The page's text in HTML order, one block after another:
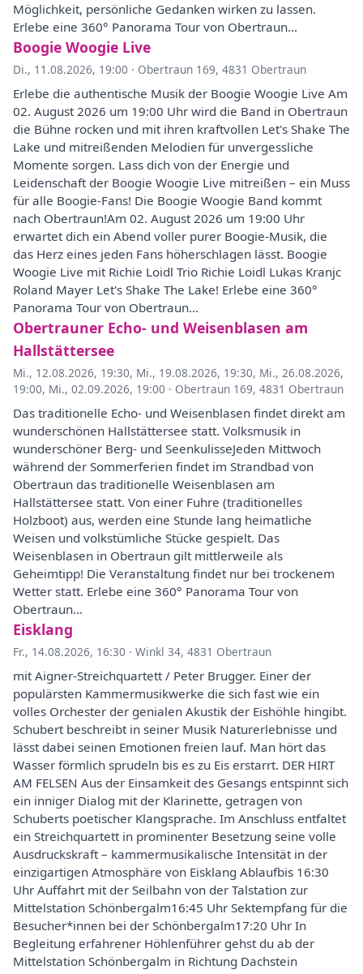
Möglichkeit, persönliche Gedanken wirken zu lassen.
Erlebe eine 360° Panorama Tour von Obertraun...
Boogie Woogie Live
Di., 11.08.2026, 19:00 · Obertraun 169, 4831 Obertraun
Erlebe die authentische Musik der Boogie Woogie Live Am
02. August 2026 um 19:00 Uhr wird die Band in Obertraun
die Bühne rocken und mit ihren kraftvollen Let's Shake The
Lake und mitreißenden Melodien für unvergessliche
Momente sorgen. Lass dich von der Energie und
Leidenschaft der Boogie Woogie Live mitreißen – ein Muss
für alle Boogie-Fans! Die Boogie Woogie Band kommt
nach Obertraun!Am 02. August 2026 um 19:00 Uhr
erwartet dich ein Abend voller purer Boogie-Musik, die
das Herz eines jeden Fans höherschlagen lässt. Boogie
Woogie Live mit Richie Loidl Trio Richie Loidl Lukas Kranjc
Roland Mayer Let's Shake The Lake! Erlebe eine 360°
Panorama Tour von Obertraun...
Obertrauner Echo- und Weisenblasen am
Hallstättersee
Mi., 12.08.2026, 19:30, Mi., 19.08.2026, 19:30, Mi., 26.08.2026,
19:00, Mi., 02.09.2026, 19:00 · Obertraun 169, 4831 Obertraun
Das traditionelle Echo- und Weisenblasen findet direkt am
wunderschönen Hallstättersee statt. Volksmusik in
wunderschöner Berg- und SeenkulisseJeden Mittwoch
während der Sommerferien findet im Strandbad von
Obertraun das traditionelle Weisenblasen am
Hallstättersee statt. Von einer Fuhre (traditionelles
Holzboot) aus, werden eine Stunde lang heimatliche
Weisen und volkstümliche Stücke gespielt. Das
Weisenblasen in Obertraun gilt mittlerweile als
Geheimtipp! Die Veranstaltung findet nur bei trockenem
Wetter statt. Erlebe eine 360° Panorama Tour von
Obertraun...
Eisklang
Fr., 14.08.2026, 16:30 · Winkl 34, 4831 Obertraun
mit Aigner-Streichquartett / Peter Brugger. Einer der
populärsten Kammermusikwerke die sich fast wie ein
volles Orchester der genialen Akustik der Eishöhle hingibt.
Schubert beschreibt in seiner Musik Naturerlebnisse und
lässt dabei seinen Emotionen freien lauf. Man hört das
Wasser förmlich sprudeln bis es zu Eis erstarrt. DER HIRT
AM FELSEN Aus der Einsamkeit des Gesangs entspinnt sich
ein inniger Dialog mit der Klarinette, getragen von
Schuberts poetischer Klangsprache. Im Anschluss entfaltet
ein Streichquartett in prominenter Besetzung seine volle
Ausdruckskraft – kammermusikalische Intensität in der
einzigartigen Atmosphäre von Eisklang Ablaufbis 16:30
Uhr Auffahrt mit der Seilbahn von der Talstation zur
Mittelstation Schönbergalm16:45 Uhr Sektempfang für die
Besucher*innen bei der Schönbergalm17:20 Uhr In
Begleitung erfahrener Höhlenführer gehst du ab der
Mittelstation Schönbergalm in Richtung Dachstein